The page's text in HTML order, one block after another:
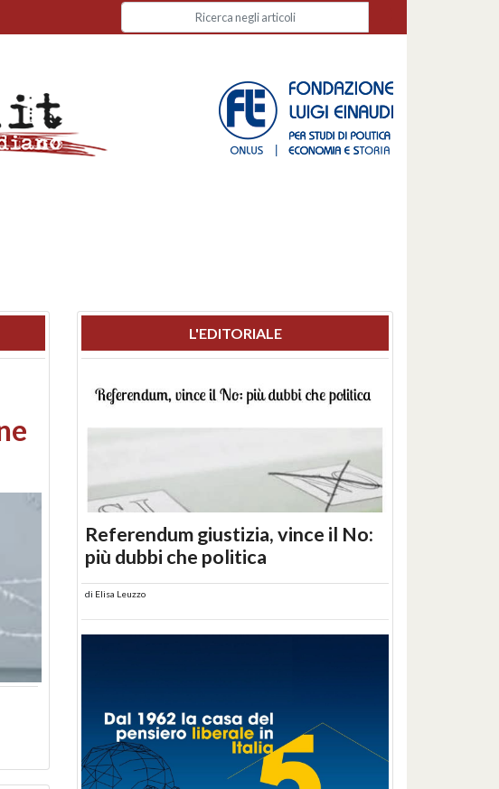
L'EDITORIALE
Referendum giustizia, vince il No:
più dubbi che politica
di Elisa Leuzzo